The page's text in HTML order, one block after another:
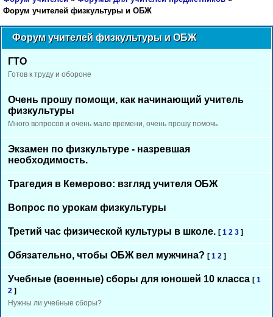
Форум учителей физкультуры и ОБЖ
Форум учителей физкультуры и ОБЖ
ГТО
Готов к труду и обороне
Очень прошу помощи, как начинающий учитель
физкультуры
Много вопросов и очень мало времени, очень прошу помочь
Экзамен по физкультуре - назревшая
необходимость.
Трагедия в Кемерово: взгляд учителя ОБЖ
Вопрос по урокам физкультуры
Третий час физической культуры в школе. [ 1 2 3 ]
Обязательно, чтобы ОБЖ вел мужчина? [ 1 2 ]
Учебные (военные) сборы для юношей 10 класса [ 1
2 ]
Нужны ли учебные сборы?